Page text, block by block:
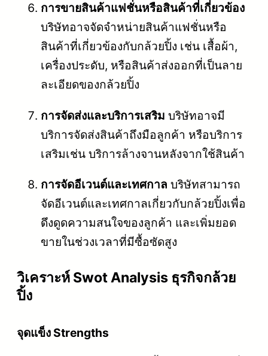
การขายสินค้าแฟชั่นหรือสินค้าที่เกี่ยวข้อง
บริษัทอาจจัดจำหน่ายสินค้าแฟชั่นหรือ
สินค้าที่เกี่ยวข้องกับกล้วยปิ้ง เช่น เสื้อผ้า,
เครื่องประดับ, หรือสินค้าส่งออกที่เป็นลาย
ละเอียดของกล้วยปิ้ง
การจัดส่งและบริการเสริม บริษัทอาจมี
บริการจัดส่งสินค้าถึงมือลูกค้า หรือบริการ
เสริมเช่น บริการล้างจานหลังจากใช้สินค้า
การจัดอีเวนต์และเทศกาล บริษัทสามารถ
จัดอีเวนต์และเทศกาลเกี่ยวกับกล้วยปิ้งเพื่อ
ดึงดูดความสนใจของลูกค้า และเพิ่มยอด
ขายในช่วงเวลาที่มีซื้อซัดสูง
วิเคราะห์ Swot Analysis ธุรกิจกล้วย
ปิ้ง
จุดแข็ง Strengths